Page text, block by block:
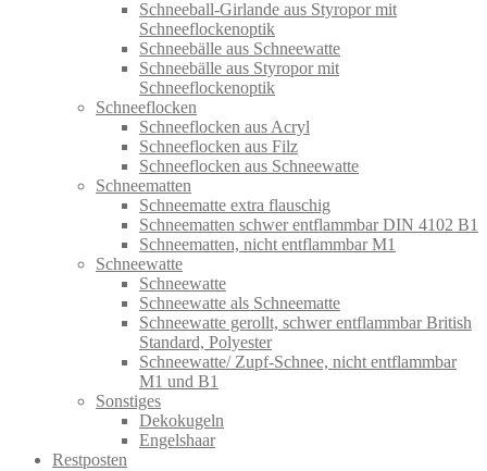
Schneeball-Girlande aus Styropor mit
Schneeflockenoptik
Schneebälle aus Schneewatte
Schneebälle aus Styropor mit
Schneeflockenoptik
Schneeflocken
Schneeflocken aus Acryl
Schneeflocken aus Filz
Schneeflocken aus Schneewatte
Schneematten
Schneematte extra flauschig
Schneematten schwer entflammbar DIN 4102 B1
Schneematten, nicht entflammbar M1
Schneewatte
Schneewatte
Schneewatte als Schneematte
Schneewatte gerollt, schwer entflammbar British
Standard, Polyester
Schneewatte/ Zupf-Schnee, nicht entflammbar
M1 und B1
Sonstiges
Dekokugeln
Engelshaar
Restposten